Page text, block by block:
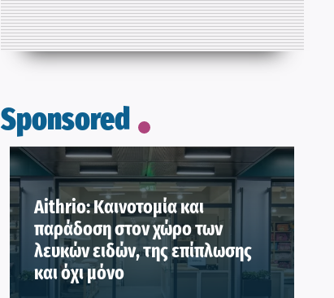
Sponsored
Aithrio: Καινοτομία και
παράδοση στον χώρο των
λευκών ειδών, της επίπλωσης
και όχι μόνο